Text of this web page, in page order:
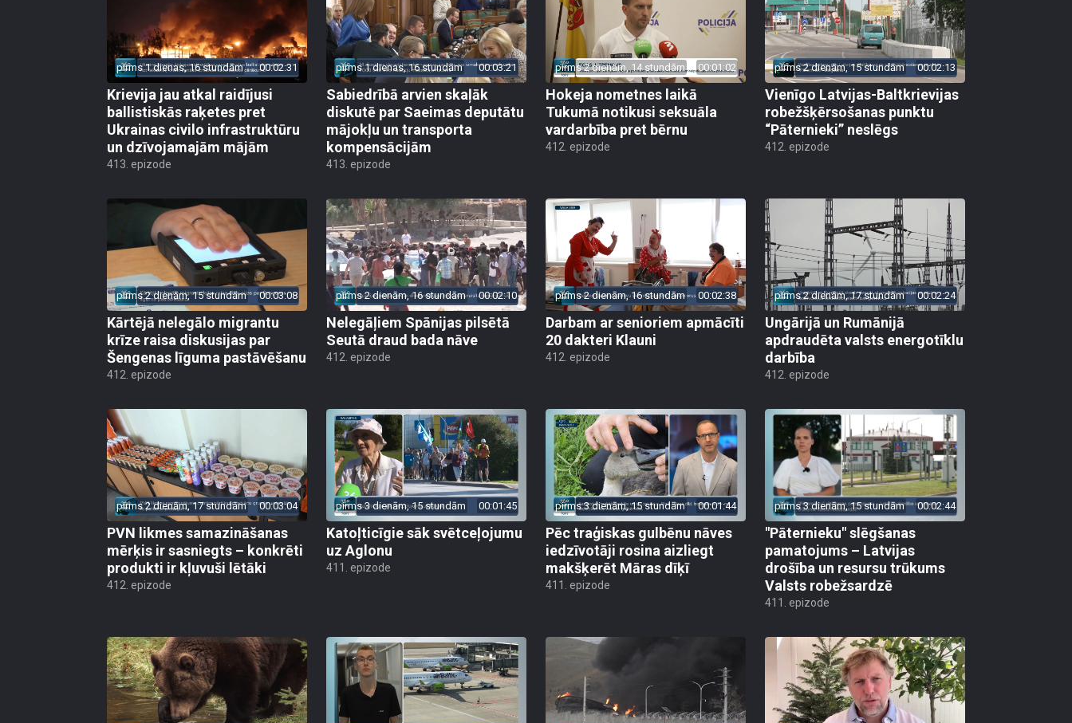
pirms 1 dienas, 16 stundām 00:02:31
Krievija jau atkal raidījusi
ballistiskās raķetes pret
Ukrainas civilo infrastruktūru
un dzīvojamajām mājām
413. epizode
pirms 1 dienas, 16 stundām 00:03:21
Sabiedrībā arvien skaļāk
diskutē par Saeimas deputātu
mājokļu un transporta
kompensācijām
413. epizode
pirms 2 dienām, 14 stundām 00:01:02
Hokeja nometnes laikā
Tukumā notikusi seksuāla
vardarbība pret bērnu
412. epizode
pirms 2 dienām, 15 stundām 00:02:13
Vienīgo Latvijas-Baltkrievijas
robežšķērsošanas punktu
“Pāternieki” neslēgs
412. epizode
pirms 2 dienām, 15 stundām 00:03:08
Kārtējā nelegālo migrantu
krīze raisa diskusijas par
Šengenas līguma pastāvēšanu
412. epizode
pirms 2 dienām, 16 stundām 00:02:10
Nelegāļiem Spānijas pilsētā
Seutā draud bada nāve
412. epizode
pirms 2 dienām, 16 stundām 00:02:38
Darbam ar senioriem apmācīti
20 dakteri Klauni
412. epizode
pirms 2 dienām, 17 stundām 00:02:24
Ungārijā un Rumānijā
apdraudēta valsts energotīklu
darbība
412. epizode
pirms 2 dienām, 17 stundām 00:03:04
PVN likmes samazināšanas
mērķis ir sasniegts – konkrēti
produkti ir kļuvuši lētāki
412. epizode
pirms 3 dienām, 15 stundām 00:01:45
Katoļticīgie sāk svētceļojumu
uz Aglonu
411. epizode
pirms 3 dienām, 15 stundām 00:01:44
Pēc traģiskas gulbēnu nāves
iedzīvotāji rosina aizliegt
makšķerēt Māras dīķī
411. epizode
pirms 3 dienām, 15 stundām 00:02:44
"Pāternieku" slēgšanas
pamatojums – Latvijas
drošība un resursu trūkums
Valsts robežsardzē
411. epizode